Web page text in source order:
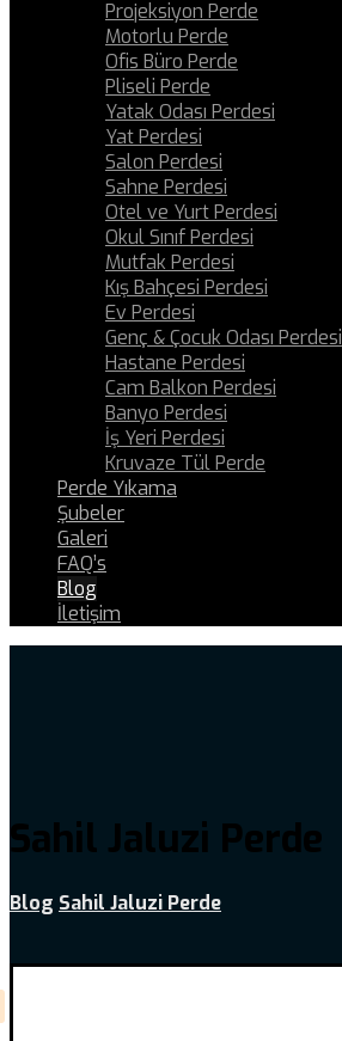
Projeksiyon Perde
Motorlu Perde
Ofis Büro Perde
Pliseli Perde
Yatak Odası Perdesi
Yat Perdesi
Salon Perdesi
Sahne Perdesi
Otel ve Yurt Perdesi
Okul Sınıf Perdesi
Mutfak Perdesi
Kış Bahçesi Perdesi
Ev Perdesi
Genç & Çocuk Odası Perdesi
Hastane Perdesi
Cam Balkon Perdesi
Banyo Perdesi
İş Yeri Perdesi
Kruvaze Tül Perde
Perde Yıkama
Şubeler
Galeri
FAQ’s
Blog
İletişim
Sahil Jaluzi Perde
Blog Sahil Jaluzi Perde